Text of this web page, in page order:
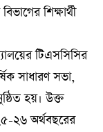
শিক্ষার্থী
টিএসসিসির
সাধারণ সভা,
হয়। উক্ত
২৬ অর্থবছরের